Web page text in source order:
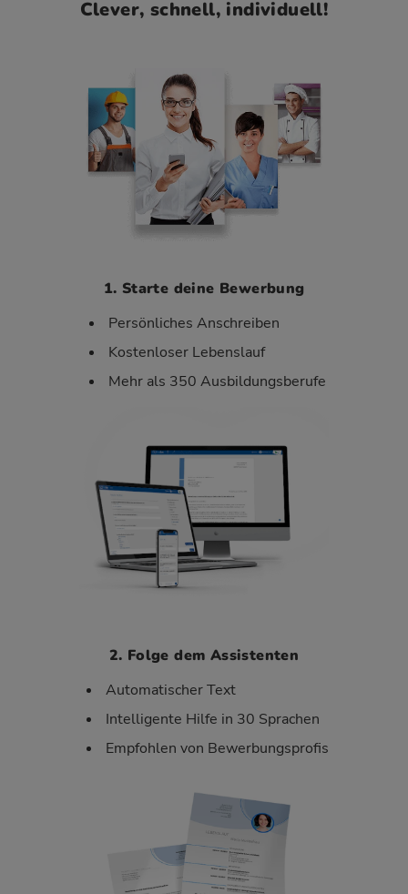
Clever, schnell, individuell!
1. Starte deine Bewerbung
Persönliches Anschreiben
Kostenloser Lebenslauf
Mehr als 350 Ausbildungsberufe
2. Folge dem Assistenten
Automatischer Text
Intelligente Hilfe in 30 Sprachen
Empfohlen von Bewerbungsprofis